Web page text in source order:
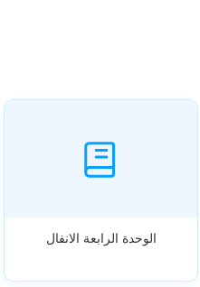
الوحدة الرابعة الانفال